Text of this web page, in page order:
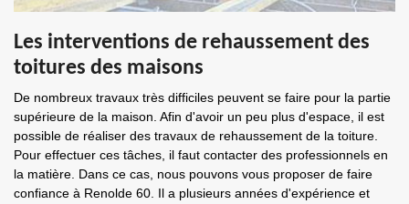
Les interventions de rehaussement des
toitures des maisons
De nombreux travaux très difficiles peuvent se faire pour la partie
supérieure de la maison. Afin d'avoir un peu plus d'espace, il est
possible de réaliser des travaux de rehaussement de la toiture.
Pour effectuer ces tâches, il faut contacter des professionnels en
la matière. Dans ce cas, nous pouvons vous proposer de faire
confiance à Renolde 60. Il a plusieurs années d'expérience et